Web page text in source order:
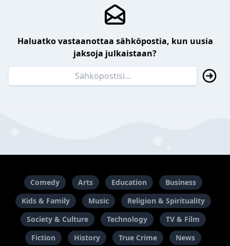
Haluatko vastaanottaa sähköpostia, kun uusia
jaksoja julkaistaan?
Comedy Arts Education
Business
Kids & Family
Music
Religion & Spirituality
Society & Culture
Technology
TV & Film
Fiction
History True Crime News